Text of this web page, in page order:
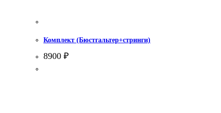
Комплект (Бюстгальтер+стринги)
8900 ₽